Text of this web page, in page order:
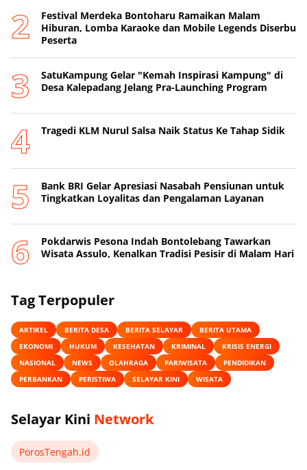
‎Festival Merdeka Bontoharu Ramaikan Malam
Hiburan, Lomba Karaoke dan Mobile Legends Diserbu
Peserta ‎
SatuKampung Gelar "Kemah Inspirasi Kampung" di
Desa Kalepadang Jelang Pra-Launching Program
Tragedi KLM Nurul Salsa Naik Status Ke Tahap Sidik
‎Bank BRI Gelar Apresiasi Nasabah Pensiunan untuk
Tingkatkan Loyalitas dan Pengalaman Layanan
Pokdarwis Pesona Indah Bontolebang Tawarkan
Wisata Assulo, Kenalkan Tradisi Pesisir di Malam Hari
Tag Terpopuler
ARTIKEL BERITA DESA BERITA SELAYAR
BERITA UTAMA
EKONOMI
HUKUM KESEHATAN KRIMINAL
KRISIS ENERGI
NASIONAL
NEWS OLAHRAGA PARIWISATA
PENDIDIKAN
PERBANKAN
PERISTIWA SELAYAR KINI WISATA
Selayar Kini Network
PorosTengah.id